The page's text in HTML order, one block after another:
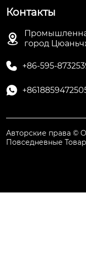
Контакты

город
 +86-595-

Авторские права ©
Повседневные